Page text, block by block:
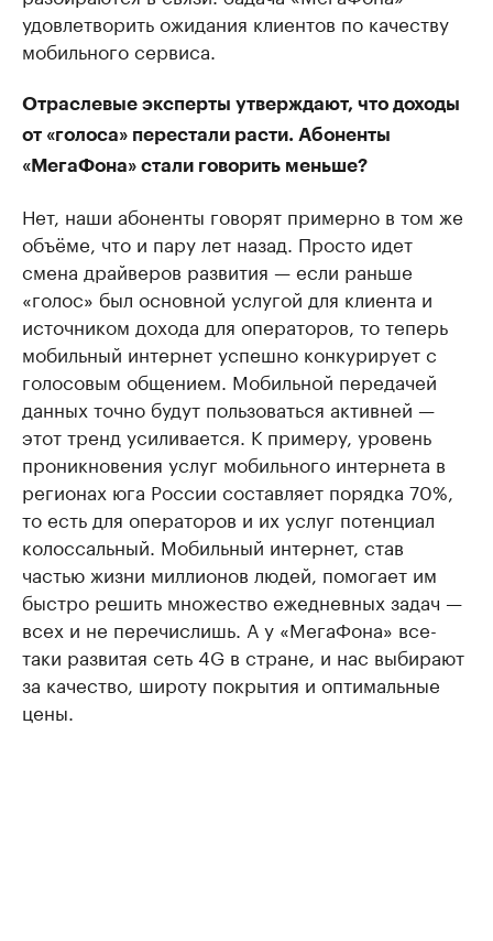
удовлетворить ожидания клиентов по качеству
мобильного сервиса.
Отраслевые эксперты утверждают, что доходы
от «голоса» перестали расти. Абоненты
«МегаФона» стали говорить меньше?
Нет, наши абоненты говорят примерно в том же
объёме, что и пару лет назад. Просто идет
смена драйверов развития — если раньше
«голос» был основной услугой для клиента и
источником дохода для операторов, то теперь
мобильный интернет успешно конкурирует с
голосовым общением. Мобильной передачей
данных точно будут пользоваться активней —
этот тренд усиливается. К примеру, уровень
проникновения услуг мобильного интернета в
регионах юга России составляет порядка 70%,
то есть для операторов и их услуг потенциал
колоссальный. Мобильный интернет, став
частью жизни миллионов людей, помогает им
быстро решить множество ежедневных задач —
всех и не перечислишь. А у «МегаФона» все-
таки развитая сеть 4G в стране, и нас выбирают
за качество, широту покрытия и оптимальные
цены.